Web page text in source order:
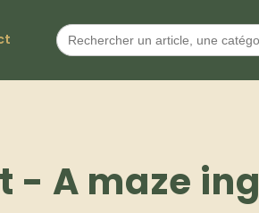
Search
for:
- A maze ing